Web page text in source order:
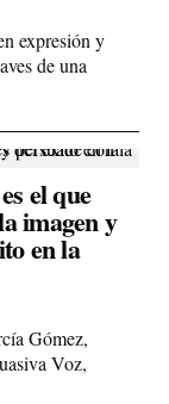
expresión y
de una
el que
imagen y
en la
Gómez,
Voz,